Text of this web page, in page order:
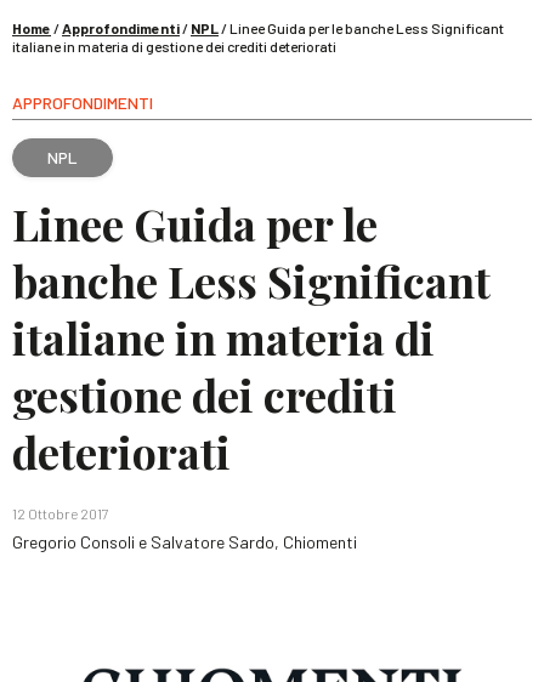
Home /Approfondimenti/ NPL/Linee Guida per le banche Less Significant
italiane in materia di gestione dei crediti deteriorati
APPROFONDIMENTI
NPL
Linee Guida per le
banche Less Significant
italiane in materia di
gestione dei crediti
deteriorati
12 Ottobre 2017
Gregorio Consoli e Salvatore Sardo, Chiomenti